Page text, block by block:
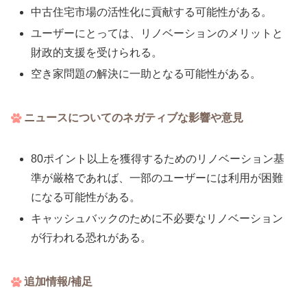
中古住宅市場の活性化に貢献する可能性がある。
ユーザーにとっては、リノベーションのメリットと
財政的支援を受けられる。
空き家問題の解決に一助となる可能性がある。
ニュースについてのネガティブな影響や意見
80ポイント以上を獲得するためのリノベーション基
準が厳格であれば、一部のユーザーには利用が困難
になる可能性がある。
キャッシュバックのために不必要なリノベーション
が行われる恐れがある。
追加情報/補足